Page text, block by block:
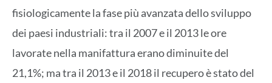
fisiologicamente la fase più avanzata dello sviluppo
dei paesi industriali: tra il 2007 e il 2013 le ore
lavorate nella manifattura erano diminuite del
21,1%; ma tra il 2013 e il 2018 il recupero è stato del